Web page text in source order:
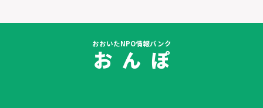
おおいたNPO情報バンク
お ん ぽ